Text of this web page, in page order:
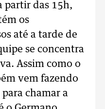
partir das 15h,
os
até a tarde de
se concentra
Assim como o
vem fazendo
chamar a